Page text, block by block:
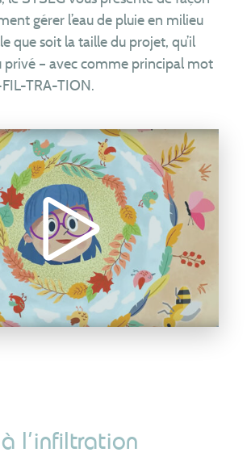
d’urgence : 0 969 323 458
gérer l’eau de pluie en milieu
que soit la taille du projet, qu’il
privé – avec comme principal mot
FIL-TRA-TION.
l’infiltration